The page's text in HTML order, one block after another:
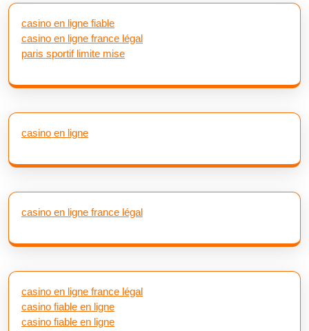
casino en ligne fiable
casino en ligne france légal
paris sportif limite mise
casino en ligne
casino en ligne france légal
casino en ligne france légal
casino fiable en ligne
casino fiable en ligne